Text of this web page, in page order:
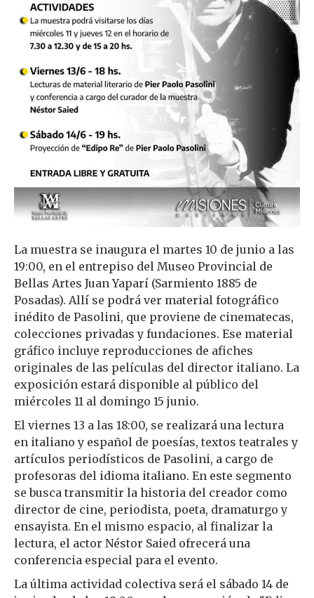
La muestra se inaugura el martes 10 de junio a las
19:00, en el entrepiso del Museo Provincial de
Bellas Artes Juan Yaparí (Sarmiento 1885 de
Posadas). Allí se podrá ver material fotográfico
inédito de Pasolini, que proviene de cinematecas,
colecciones privadas y fundaciones. Ese material
gráfico incluye reproducciones de afiches
originales de las películas del director italiano. La
exposición estará disponible al público del
miércoles 11 al domingo 15 junio.
El viernes 13 a las 18:00, se realizará una lectura
en italiano y español de poesías, textos teatrales y
artículos periodísticos de Pasolini, a cargo de
profesoras del idioma italiano. En este segmento
se busca transmitir la historia del creador como
director de cine, periodista, poeta, dramaturgo y
ensayista. En el mismo espacio, al finalizar la
lectura, el actor Néstor Saied ofrecerá una
conferencia especial para el evento.
La última actividad colectiva será el sábado 14 de